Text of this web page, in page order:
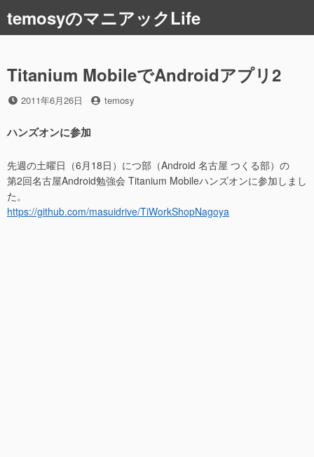
ン
テ
ツ
ス
ッ
temosyのマニアックLife
Titanium MobileでAndroidアプリ2
投
日
2011年6月26日
投
temosy
ハンズオンに参加
先週の土曜日（6月18日）につ部（Android 名古屋 つくる部）の
第2回名古屋Android勉強会 Titanium Mobileハンズオンに参加しまし
た。
https://github.com/masuidrive/TiWorkShopNagoya